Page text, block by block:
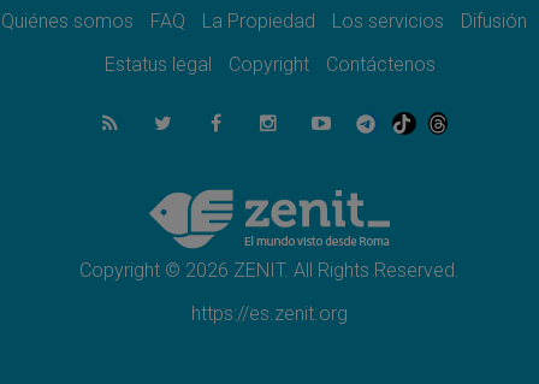
como misión al servicio del Evangelio
SIGNIS 2026, dar voz a las religiosas en el
espacio público
07.08.2026
Lanzan un proyecto de empoderamiento
Programa oficial del Viaje Apostólico del
Papa León XIV a Francia
Quiénes somos FAQ La Propiedad Los servicios
Difusión
Estatus legal
Copyright Contáctenos
Copyright © 2026 ZENIT. All Rights Reserved.
https://es.zenit.org